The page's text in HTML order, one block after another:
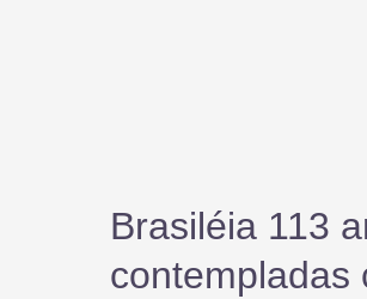
Brasiléia 113
contempladas